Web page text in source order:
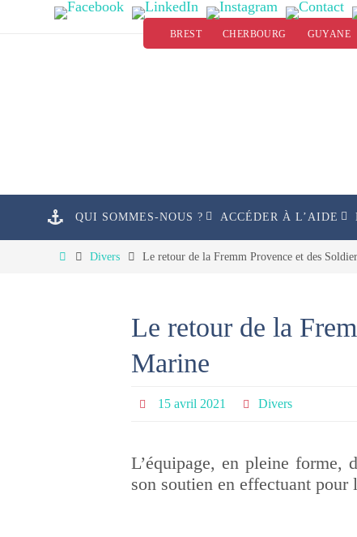
BREST CHERBOURG GUYANE
QUI SOMMES-NOUS ? ACCÉDER À L’AIDE
HomeDivers Le retour de la Fremm Provence et des
Le retour de la
Marine
15 avril 2021 Divers
L’équipage, en pleine
son soutien en effectuant